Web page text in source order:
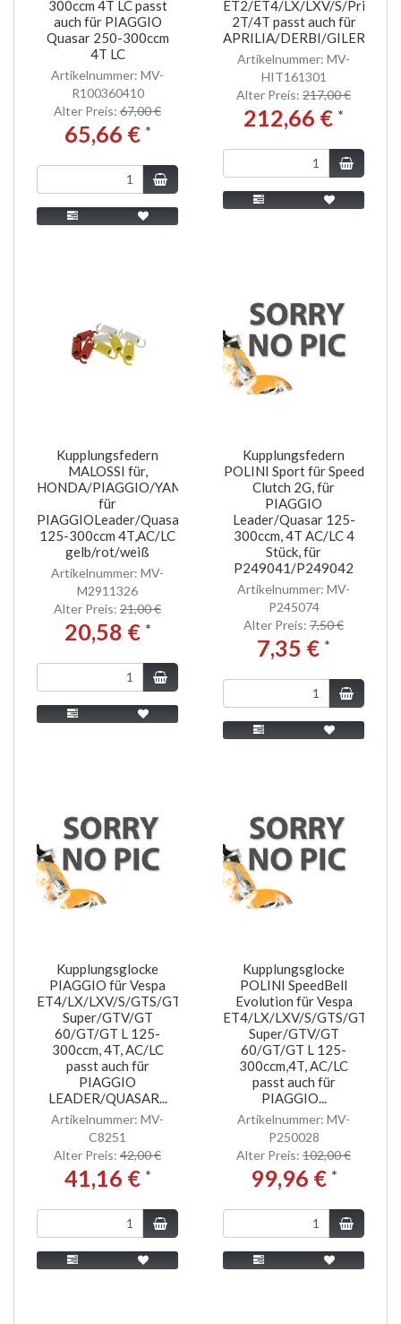
300ccm 4T LC passt
auch für PIAGGIO
Quasar 250-300ccm
4T LC
Artikelnummer: MV-
R100360410
Alter Preis: 67,00 €
65,66 € *
ET2/ET4/LX/LXV/S/
2T/4T passt auch für
APRILIA/DERBI/GILERA/
Artikelnummer: MV-
HIT161301
Alter Preis: 217,00 €
212,66 € *
Kupplungsfedern
MALOSSI für,
HONDA/PIAGGIO/YAMAHA
für
PIAGGIOLeader/Quasar
125-300ccm 4T,AC/LC
gelb/rot/weiß
Artikelnummer: MV-
M2911326
Alter Preis: 21,00 €
20,58 € *
Kupplungsfedern
POLINI Sport für Speed
Clutch 2G, für
PIAGGIO
Leader/Quasar 125-
300ccm, 4T AC/LC 4
Stück, für
P249041/P249042
Artikelnummer: MV-
P245074
Alter Preis: 7,50 €
7,35 € *
Kupplungsglocke
PIAGGIO für Vespa
ET4/LX/LXV/S/GTS/GTS
Super/GTV/GT
60/GT/GT L 125-
300ccm, 4T, AC/LC
passt auch für
PIAGGIO
LEADER/QUASAR...
Artikelnummer: MV-
C8251
Alter Preis: 42,00 €
41,16 € *
Kupplungsglocke
POLINI SpeedBell
Evolution für Vespa
ET4/LX/LXV/S/GTS/GTS
Super/GTV/GT
60/GT/GT L 125-
300ccm,4T, AC/LC
passt auch für
PIAGGIO...
Artikelnummer: MV-
P250028
Alter Preis: 102,00 €
99,96 € *